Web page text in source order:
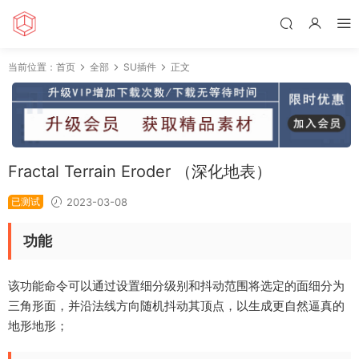
当前位置： 首页 全部 SU插件 正文
Fractal Terrain Eroder （深化地表）
已测试 2023-03-08
功能
该功能命令可以通过设置细分级别和抖动范围将选定的面细分为
三角形面，并沿法线方向随机抖动其顶点，以生成更自然逼真的
地形地形；